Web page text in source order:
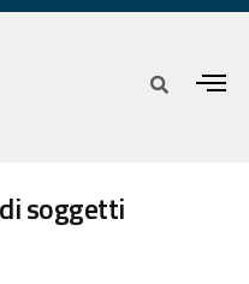
soggetti